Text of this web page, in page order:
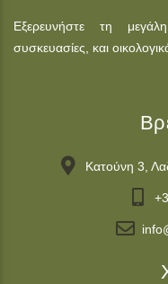
Εξερευνήστε τη
συσκευασίες, και
Κατούνη 3,